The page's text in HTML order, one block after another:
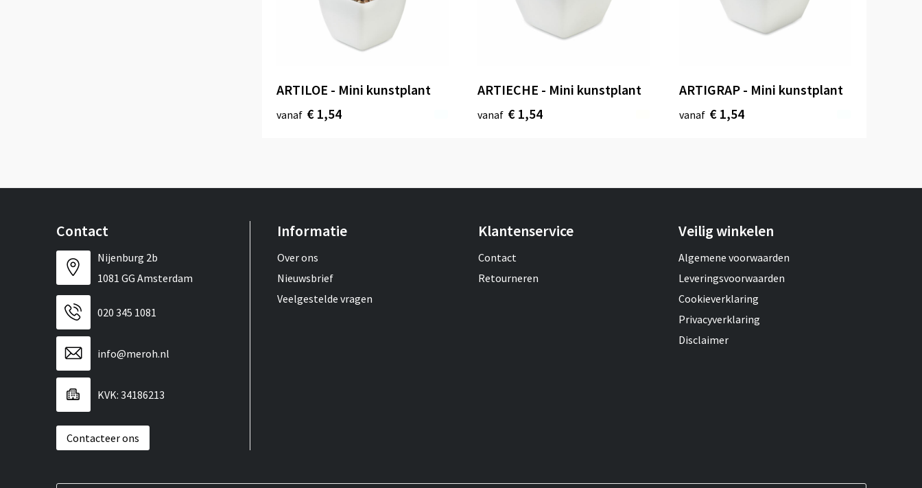
ARTILOE - Mini kunstplant
vanaf € 1,54
ARTIECHE - Mini kunstplant
vanaf € 1,54
ARTIGRAP - Mini kunstplant
vanaf € 1,54
Contact
Nijenburg 2b
1081 GG Amsterdam
020 345 1081
info@meroh.nl
KVK: 34186213
Contacteer ons
Informatie
Over ons
Nieuwsbrief
Veelgestelde vragen
Klantenservice
Contact
Retourneren
Veilig winkelen
Algemene voorwaarden
Leveringsvoorwaarden
Cookieverklaring
Privacyverklaring
Disclaimer